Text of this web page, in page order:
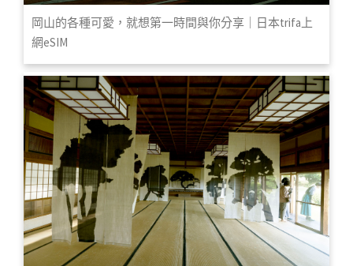
岡山的各種可愛，就想第一時間與你分享｜日本trifa上
網eSIM